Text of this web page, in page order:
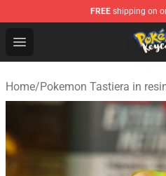
FREE shipping on
Open menu
Pokemon Keycap Shop -
Home/Pokemon Tastiera in